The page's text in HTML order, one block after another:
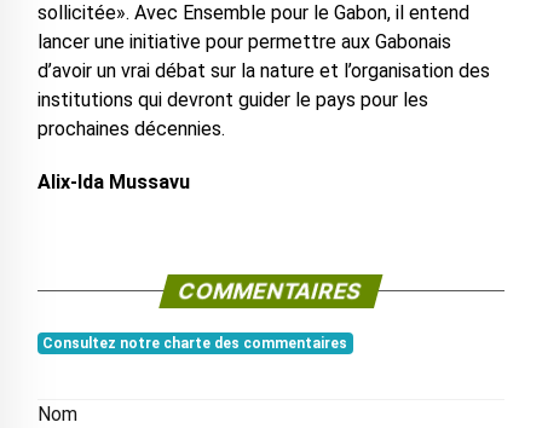
sollicitée». Avec Ensemble pour le Gabon, il entend
lancer une initiative pour permettre aux Gabonais
d’avoir un vrai débat sur la nature et l’organisation des
institutions qui devront guider le pays pour les
prochaines décennies.
Alix-Ida Mussavu
COMMENTAIRES
Consultez notre charte des commentaires
Nom